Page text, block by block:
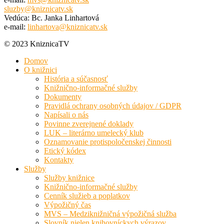
sluzby@kniznicatv.sk
Vedúca: Bc. Janka Linhartová
e-mail: linhartova@kniznicatv.sk
© 2023 KniznicaTV
Domov
O knižnici
História a súčasnosť
Knižnično-informačné služby
Dokumenty
Pravidlá ochrany osobných údajov / GDPR
Napísali o nás
Povinne zverejnené doklady
LUK – literárno umelecký klub
Oznamovanie protispoločenskej činnosti
Etický kódex
Kontakty
Služby
Služby knižnice
Knižnično-informačné služby
Cenník služieb a poplatkov
Výpožičný čas
MVS – Medziknižničná výpožičná služba